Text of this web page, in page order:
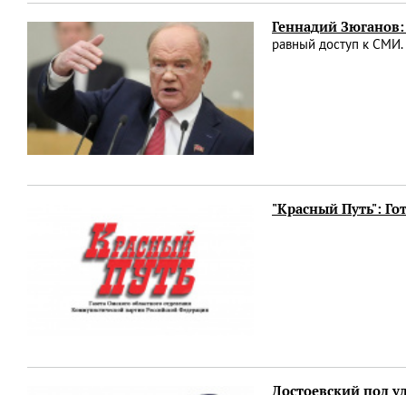
Геннадий Зюганов:
равный доступ к СМИ.
"Красный Путь":
Достоевский под